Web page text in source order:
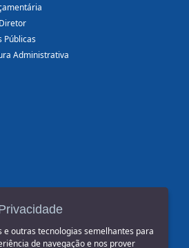
Públicas
Administrativa
e outras tecnologias semelhantes para
de navegação e nos prover